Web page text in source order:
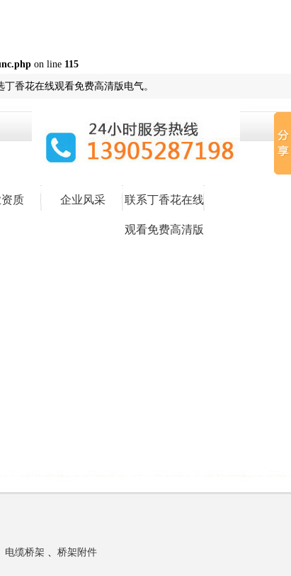
on line 115
丁香花在线观看免费高清版电气。
质 企业风采 联系丁香花在线
观看免费高清版
电缆桥架 、 桥架附件